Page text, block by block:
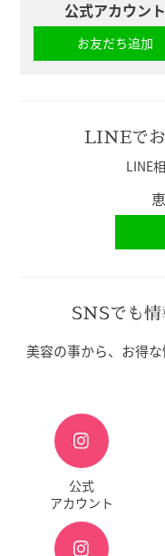
公式アカウント
お友だち追加
LINEでお
LINE
SNSでも情
美容の事から、お得
公式
アカウント